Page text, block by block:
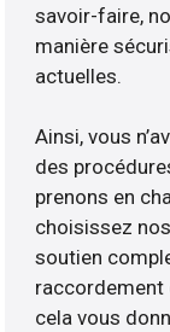
savoir-faire,
manière
actuelles.
Ainsi, vous
des
prenons en
choisissez
soutien
raccordement
cela vous